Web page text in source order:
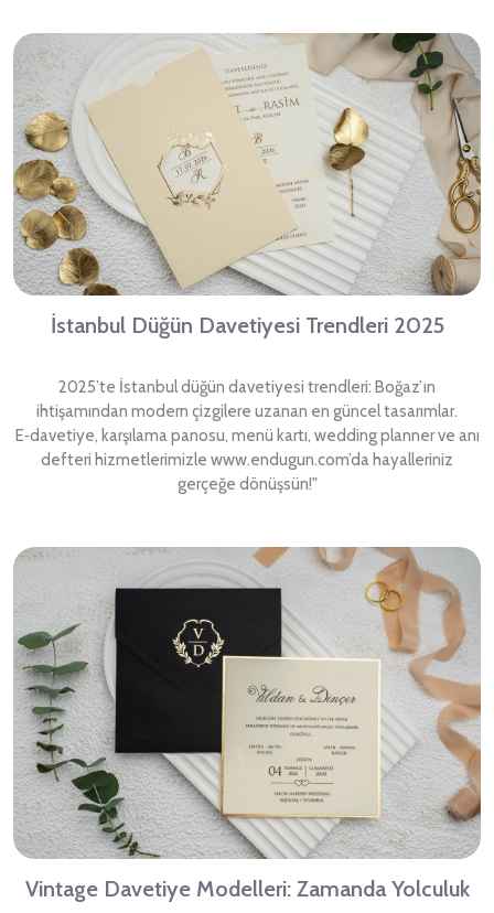
İstanbul Düğün Davetiyesi Trendleri 2025
2025’te İstanbul düğün davetiyesi trendleri: Boğaz’ın
ihtişamından modern çizgilere uzanan en güncel tasarımlar.
E‑davetiye, karşılama panosu, menü kartı, wedding planner ve anı
defteri hizmetlerimizle www.endugun.com’da hayalleriniz
gerçeğe dönüşsün!"
Vintage Davetiye Modelleri: Zamanda Yolculuk